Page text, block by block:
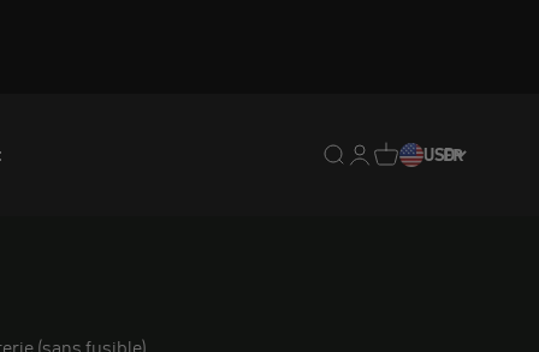
Translation missing :
Translation missing :
Traduction
USDFR